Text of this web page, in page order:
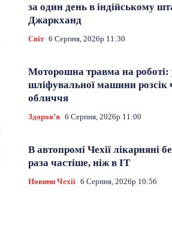
за один день в індійському
Джаркханд
Світ 6 Серпня, 2026р 11:30
Моторошна травма на роботі:
шліфувальної машини розсік
обличчя
Здоровʼя 6 Серпня, 2026р 11:00
В автопромі Чехії лікарняні
раза частіше, ніж в ІТ
Новини Чехії 6 Серпня, 2026р 10:56